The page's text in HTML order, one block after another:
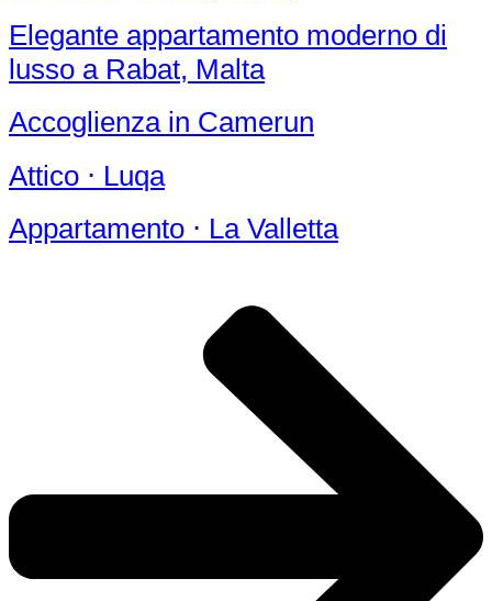
Elegante appartamento moderno di
lusso a Rabat, Malta
Accoglienza in Camerun
Attico ⋅ Luqa
Appartamento ⋅ La Valletta